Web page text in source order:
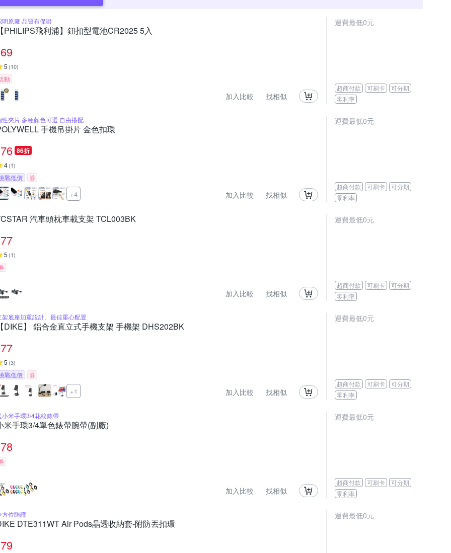
明原廠 品質有保證
PHILIPS飛利浦】鈕扣型電池CR2025 5入
69
5 (10)
動
加入比較 找相似
運費最低0元
超商付款 可刷卡
可分期
零利率
性夾片 多種顏色可選 自由搭配
手機吊掛片 金色扣環
76 86折
4(1)
戰低價 券
+4 加入比較 找相似
運費最低0元
超商付款 可刷卡
可分期
零利率
汽車頭枕車載支架 TCL003BK
77
5 (1)
加入比較 找相似
運費最低0元
超商付款 可刷卡
可分期
零利率
架底座加重設計、最佳重心配置
DIKE】 鋁合金直立式手機支架 手機架 DHS202BK
77
5 (3)
戰低價 券
+1 加入比較 找相似
運費最低0元
超商付款 可刷卡
可分期
零利率
小米手環3/4花紋錶帶
米手環3/4單色錶帶腕帶(副廠)
78
加入比較 找相似
運費最低0元
超商付款 可刷卡
可分期
零利率
方位防護
DTE311WT Air Pods晶透收納套-附防丟扣環
79
運費最低0元